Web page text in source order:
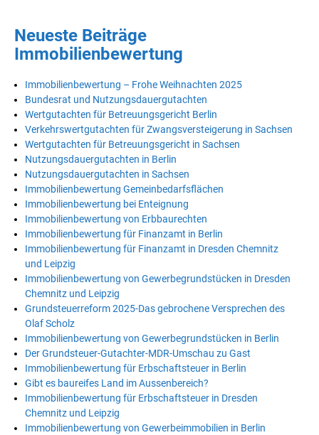
Neueste Beiträge
Immobilienbewertung
Immobilienbewertung – Frohe Weihnachten 2025
Bundesrat und Nutzungsdauergutachten
Wertgutachten für Betreuungsgericht Berlin
Verkehrswertgutachten für Zwangsversteigerung in Sachsen
Wertgutachten für Betreuungsgericht in Sachsen
Nutzungsdauergutachten in Berlin
Nutzungsdauergutachten in Sachsen
Immobilienbewertung Gemeinbedarfsflächen
Immobilienbewertung bei Enteignung
Immobilienbewertung von Erbbaurechten
Immobilienbewertung für Finanzamt in Berlin
Immobilienbewertung für Finanzamt in Dresden Chemnitz
und Leipzig
Immobilienbewertung von Gewerbegrundstücken in Dresden
Chemnitz und Leipzig
Grundsteuerreform 2025-Das gebrochene Versprechen des
Olaf Scholz
Immobilienbewertung von Gewerbegrundstücken in Berlin
Der Grundsteuer-Gutachter-MDR-Umschau zu Gast
Immobilienbewertung für Erbschaftsteuer in Berlin
Gibt es baureifes Land im Aussenbereich?
Immobilienbewertung für Erbschaftsteuer in Dresden
Chemnitz und Leipzig
Immobilienbewertung von Gewerbeimmobilien in Berlin